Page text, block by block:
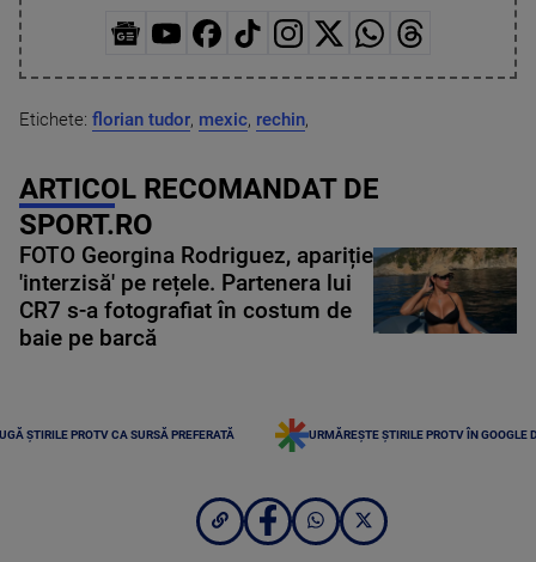
Etichete: florian tudor, mexic, rechin,
ARTICOL RECOMANDAT DE
SPORT.RO
FOTO Georgina Rodriguez, apariție
'interzisă' pe rețele. Partenera lui
CR7 s-a fotografiat în costum de
baie pe barcă
ȘTIRILE PROTV CA SURSĂ PREFERATĂ URMĂREȘTE ȘTIRILE PROTV ÎN GOOGLE